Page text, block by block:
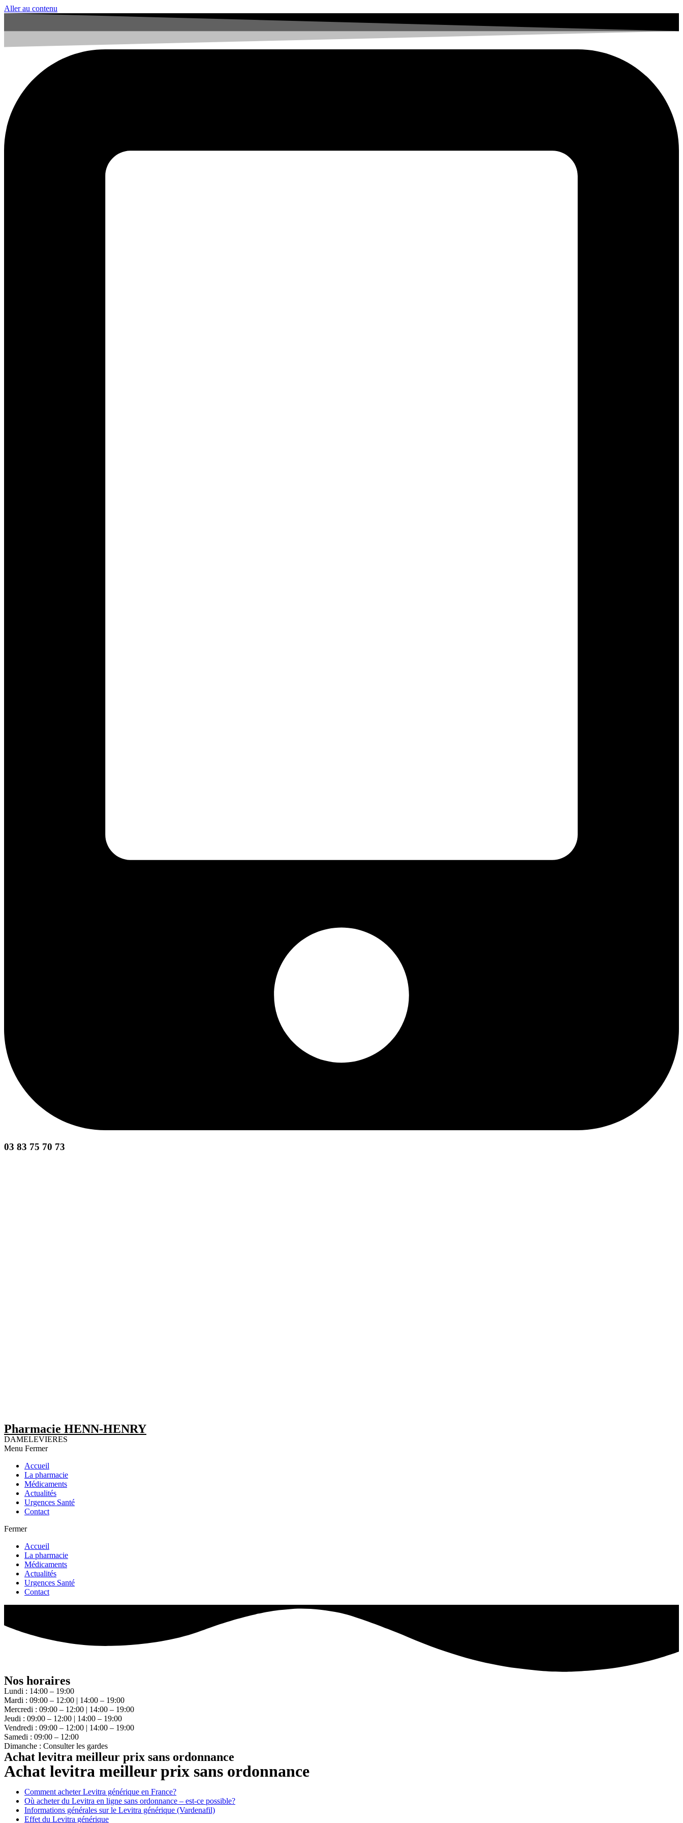
Aller au contenu
03 83 75 70 73
Pharmacie HENN-HENRY
DAMELEVIERES
Menu Fermer
Accueil
La pharmacie
Médicaments
Actualités
Urgences Santé
Contact
Fermer
Accueil
La pharmacie
Médicaments
Actualités
Urgences Santé
Contact
Nos horaires
Lundi : 14:00 – 19:00
Mardi : 09:00 – 12:00 | 14:00 – 19:00
Mercredi : 09:00 – 12:00 | 14:00 – 19:00
Jeudi : 09:00 – 12:00 | 14:00 – 19:00
Vendredi : 09:00 – 12:00 | 14:00 – 19:00
Samedi : 09:00 – 12:00
Dimanche : Consulter les gardes
Achat levitra meilleur prix sans ordonnance
Achat levitra meilleur prix sans ordonnance
Comment acheter Levitra générique en France?
Où acheter du Levitra en ligne sans ordonnance – est-ce possible?
Informations générales sur le Levitra générique (Vardenafil)
Effet du Levitra générique